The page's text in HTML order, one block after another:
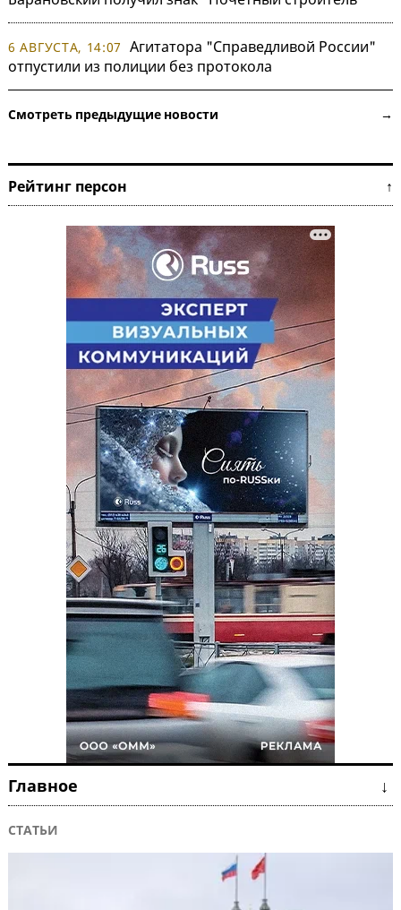
6 АВГУСТА, 14:07 Агитатора "Справедливой России"
отпустили из полиции без протокола
Смотреть предыдущие новости →
Рейтинг персон ↑
Главное ↓
СТАТЬИ